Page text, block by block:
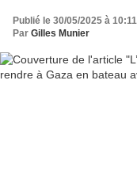
Publié le 30/05/2025 à 10:11
Par Gilles Munier